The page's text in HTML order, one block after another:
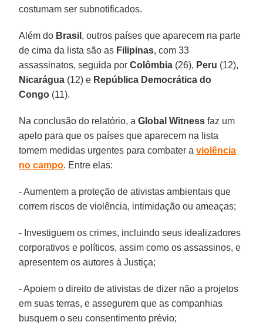
costumam ser subnotificados.
Além do Brasil , outros países que aparecem na parte
de cima da lista são as Filipinas, com 33
assassinatos, seguida porColômbia (26), Peru (12),
Nicarágua (12) e República Democrática do
Congo (11).
Na conclusão do relatório, aGlobal Witness faz um
apelo para que os países que aparecem na lista
tomem medidas urgentes para combater aviolência
no campo. Entre elas:
- Aumentem a proteção de ativistas ambientais que
correm riscos de violência, intimidação ou ameaças;
- Investiguem os crimes, incluindo seus idealizadores
corporativos e políticos, assim como os assassinos, e
apresentem os autores à Justiça;
- Apoiem o direito de ativistas de dizer não a projetos
em suas terras, e assegurem que as companhias
busquem o seu consentimento prévio;